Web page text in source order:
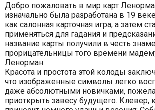
Добро пожаловать в мир карт
изначально была разработана в 19
как салонная карточная игра, а затем
применяться для гадания и
название карты получили в честь
прорицательницы того времени
Ленорман.
Красота и простота этой колоды
что изображенные символы легко
даже абсолютными новичками,
приоткрыть завесу будущего. Клевер,